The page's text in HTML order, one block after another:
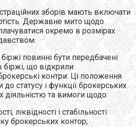
зборів мають включати
Державне мито щодо
окремо в розмірах
повинні бути передбачені
що відкрили
контри. Ці положення
статусу і функції брокерських
діяльністю та вимоги щодо:
ліквідності і стабільності
брокерських контор;